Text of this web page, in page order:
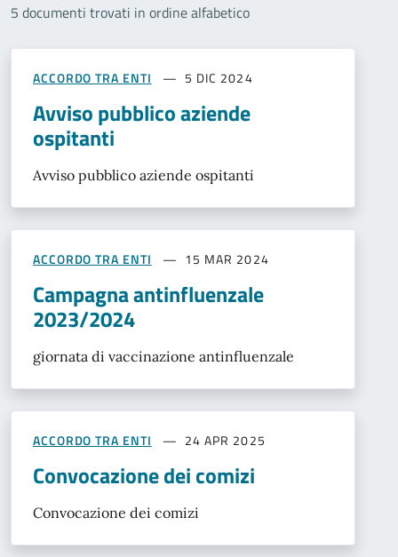
5 documenti trovati in ordine alfabetico
ACCORDO TRA ENTI 5 DIC 2024
Avviso pubblico aziende
ospitanti
Avviso pubblico aziende ospitanti
ACCORDO TRA ENTI 15 MAR 2024
Campagna antinfluenzale
2023/2024
giornata di vaccinazione antinfluenzale
ACCORDO TRA ENTI 24 APR 2025
Convocazione dei comizi
Convocazione dei comizi